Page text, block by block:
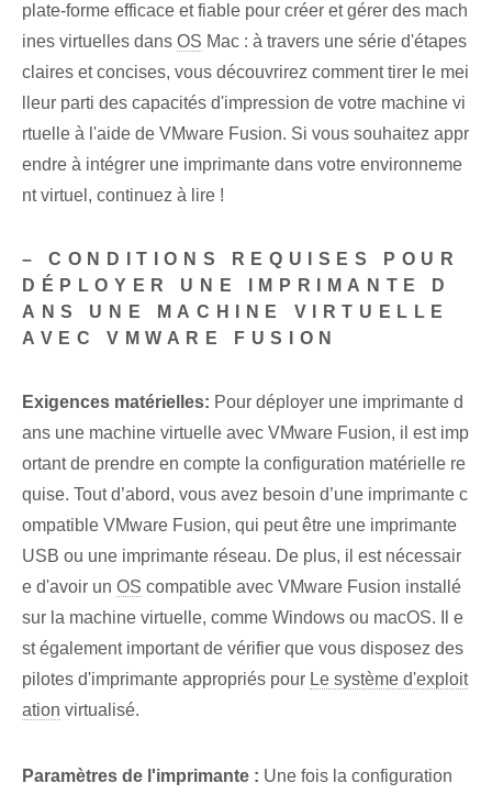
plate-forme efficace et fiable pour créer et gérer des mach
ines virtuelles dans OS Mac : à travers une série d'étapes
claires et concises, vous découvrirez comment tirer le mei
lleur parti des capacités d'impression de votre machine vi
rtuelle à l'aide de VMware Fusion. Si vous souhaitez appr
endre à intégrer une imprimante dans votre environneme
nt virtuel, continuez à lire !
– CONDITIONS REQUISES POUR
DÉPLOYER UNE IMPRIMANTE D
ANS UNE MACHINE VIRTUELLE
AVEC VMWARE FUSION
Exigences matérielles: Pour déployer une imprimante d
ans une machine virtuelle avec VMware Fusion, il est imp
ortant de prendre en compte la configuration matérielle re
quise. Tout d’abord, vous avez besoin d’une imprimante c
ompatible VMware Fusion, qui peut être une imprimante
USB ou une imprimante réseau. De plus, il est nécessair
e d'avoir un OS compatible avec VMware Fusion installé
sur la machine virtuelle, comme Windows ou macOS. Il e
st également important de vérifier que vous disposez des
pilotes d'imprimante appropriés pour Le système d'exploit
ation virtualisé.
Paramètres de l'imprimante : Une fois la configuration